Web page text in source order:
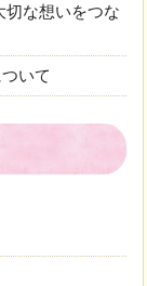
切な想いをつな
いて